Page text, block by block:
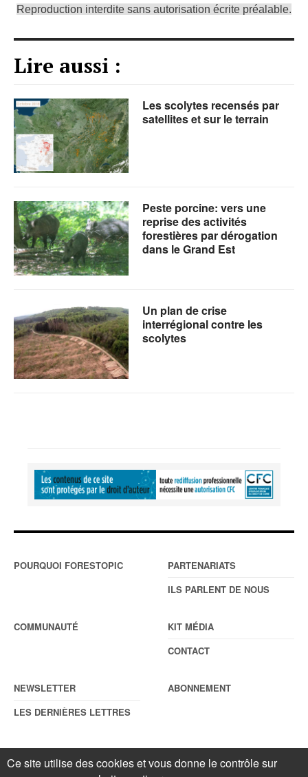
Reproduction interdite sans autorisation écrite préalable.
Lire aussi :
Les scolytes recensés par
satellites et sur le terrain
Peste porcine: vers une
reprise des activités
forestières par dérogation
dans le Grand Est
Un plan de crise
interrégional contre les
scolytes
POURQUOI FORESTOPIC
PARTENARIATS
ILS PARLENT DE NOUS
COMMUNAUTÉ
KIT MÉDIA
CONTACT
NEWSLETTER
LES DERNIÈRES LETTRES
ABONNEMENT
© ForestopicMentions légales. Reproduction interdite sans autorisation
Ce site utilise des cookies et vous donne le contrôle sur